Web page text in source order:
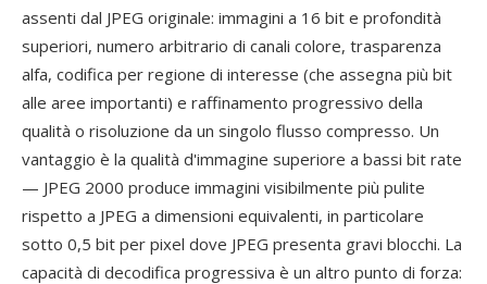
assenti dal JPEG originale: immagini a 16 bit e profondità
superiori, numero arbitrario di canali colore, trasparenza
alfa, codifica per regione di interesse (che assegna più bit
alle aree importanti) e raffinamento progressivo della
qualità o risoluzione da un singolo flusso compresso. Un
vantaggio è la qualità d'immagine superiore a bassi bit rate
— JPEG 2000 produce immagini visibilmente più pulite
rispetto a JPEG a dimensioni equivalenti, in particolare
sotto 0,5 bit per pixel dove JPEG presenta gravi blocchi. La
capacità di decodifica progressiva è un altro punto di forza: